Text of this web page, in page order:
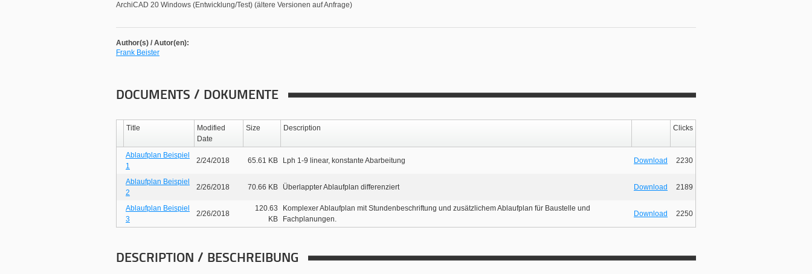
ArchiCAD 20 Windows (Entwicklung/Test) (ältere Versionen auf Anfrage)
Author(s) / Autor(en):
Frank Beister
DOCUMENTS / DOKUMENTE
Title
Modified
Date
Size Description Clicks
Ablaufplan Beispiel
1
2/24/2018 65.61 KB Lph 1-9 linear, konstante Abarbeitung Download 2230
Ablaufplan Beispiel
2
2/26/2018 70.66 KB Überlappter Ablaufplan differenziert Download 2189
Ablaufplan Beispiel
3
2/26/2018
120.63
KB
Komplexer Ablaufplan mit Stundenbeschriftung und zusätzlichem Ablaufplan für Baustelle und
Fachplanungen.
Download 2250
DESCRIPTION / BESCHREIBUNG